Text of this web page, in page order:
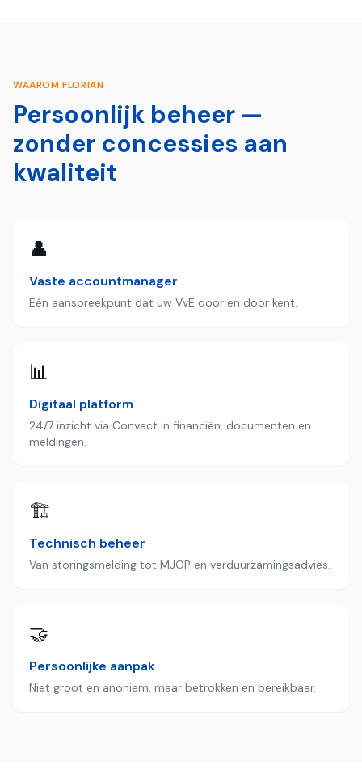
WAAROM FLORIAN
Persoonlijk beheer —
zonder concessies aan
kwaliteit
👤
Vaste accountmanager
Eén aanspreekpunt dat uw VvE door en door kent.
📊
Digitaal platform
24/7 inzicht via Convect in financiën, documenten en
meldingen.
🏗️
Technisch beheer
Van storingsmelding tot MJOP en verduurzamingsadvies.
🤝
Persoonlijke aanpak
Niet groot en anoniem, maar betrokken en bereikbaar.